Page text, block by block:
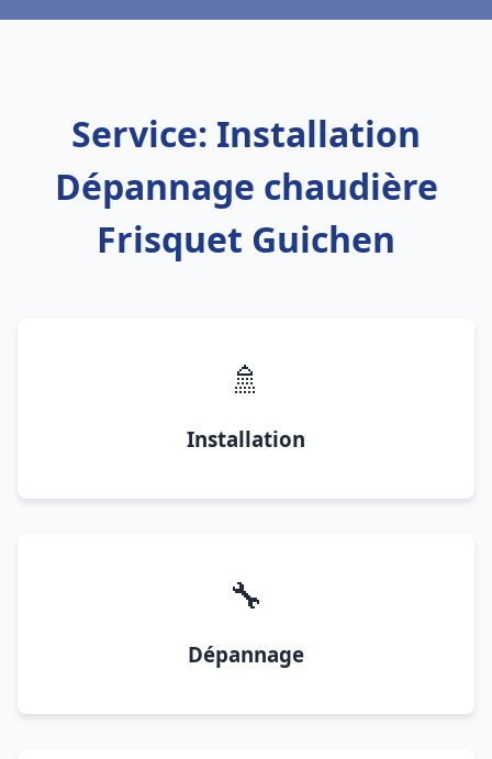
Service: Installation
Dépannage chaudière
Frisquet Guichen
🚿
Installation
🔧
Dépannage